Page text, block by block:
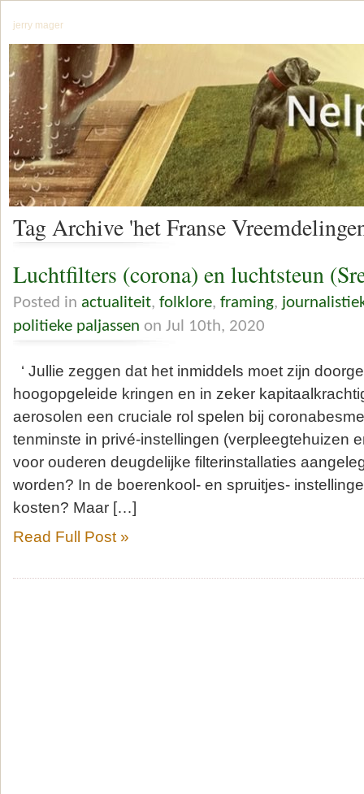
jerry mager
Tag Archive 'het Franse
Luchtfilters (corona) en luchtsteun
Posted in actualiteit, folklore, framing,
politieke paljassen on Jul 10th, 2020
‘ Jullie zeggen dat het inmiddels moet zijn
hoogopgeleide kringen en in zeker
aerosolen een cruciale rol spelen bij
tenminste in privé-instellingen (verpleegtehuizen
voor ouderen deugdelijke filterinstallaties
worden? In de boerenkool- en spruitjes-
kosten? Maar […]
Read Full Post »